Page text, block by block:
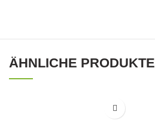
ÄHNLICHE PRODUKTE